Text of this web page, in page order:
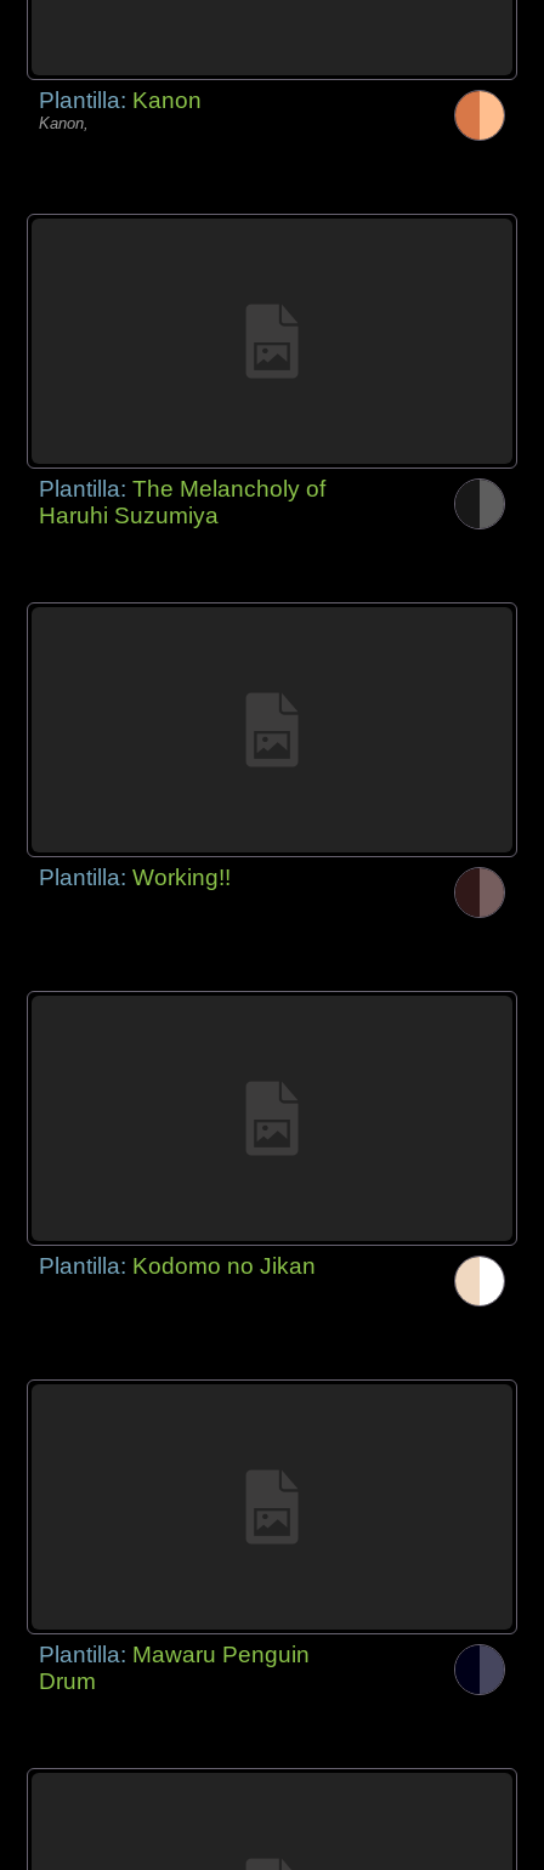
Plantilla: Kanon
Kanon,
Plantilla:The Melancholy of
Haruhi Suzumiya
Plantilla:Working!!
Plantilla: Kodomo no Jikan
Plantilla: Mawaru Penguin
Drum